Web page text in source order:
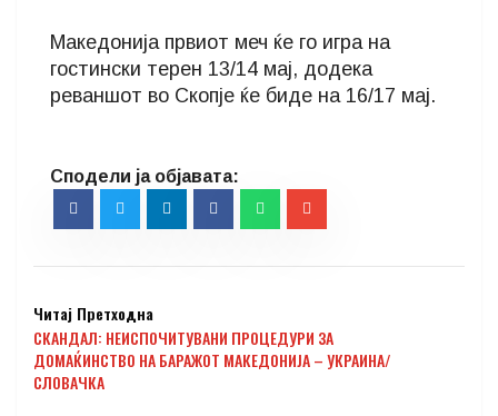
Македонија првиот меч ќе го игра на
гостински терен 13/14 мај, додека
реваншот во Скопје ќе биде на 16/17 мај.
Читај Претходна
СКАНДАЛ: НЕИСПОЧИТУВАНИ ПРОЦЕДУРИ ЗА
ДОМАЌИНСТВО НА БАРАЖОТ МАКЕДОНИЈА – УКРАИНА/
СЛОВАЧКА